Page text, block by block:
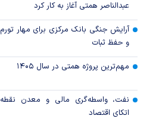
عبدالناصر همتی آغاز به کار کرد
آرایش جنگی بانک مرکزی برای مهار تورم
و حفظ ثبات
مهم‌ترین پروژه همتی در سال ۱۴۰۵
نفت، واسطه‌گری مالی و معدن نقطه
اتکای اقتصاد